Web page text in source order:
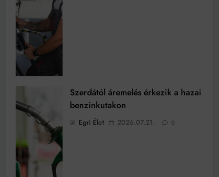
Szerdától áremelés érkezik a hazai
benzinkutakon
Egri Élet 2026.07.21. 0